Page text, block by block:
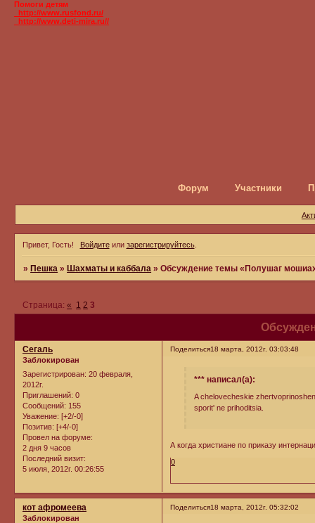
Помоги детям
_http://www.rusfond.ru/
_http://www.deti-mira.ru//
Форум Участники
Привет, Гость! Войдитеили зарегистрируйтесь.
» Пешка » Шахматы и каббала »Обсуждение темы «Полушаг
Страница:« 1 2 3
Поделиться18 марта, 2012г. 03:03:48
Сегаль
Заблокирован
Зарегистрирован: 20 февраля,
2012г.
Приглашений: 0
Сообщений: 155
Уважение: [+2/-0]
Позитив: [+4/-0]
Провел на форуме:
2 дня 9 часов
Последний визит:
5 июля, 2012г. 00:26:55
*** написал(а):
A chelovecheskie
sporit' ne prihoditsia.
А когда христиане по приказу
0
Поделиться18 марта, 2012г. 05:32:02
кот афромеева
Заблокирован